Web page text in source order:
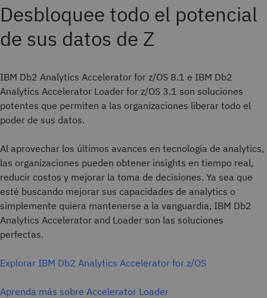
Desbloquee todo el potencial
de sus datos de Z
IBM Db2 Analytics Accelerator for z/OS 8.1 e IBM Db2
Analytics Accelerator Loader for z/OS 3.1 son soluciones
potentes que permiten a las organizaciones liberar todo el
poder de sus datos.
Al aprovechar los últimos avances en tecnología de analytics,
las organizaciones pueden obtener insights en tiempo real,
reducir costos y mejorar la toma de decisiones. Ya sea que
esté buscando mejorar sus capacidades de analytics o
simplemente quiera mantenerse a la vanguardia, IBM Db2
Analytics Accelerator and Loader son las soluciones
perfectas.
Explorar IBM Db2 Analytics Accelerator for z/OS
Aprenda más sobre Accelerator Loader